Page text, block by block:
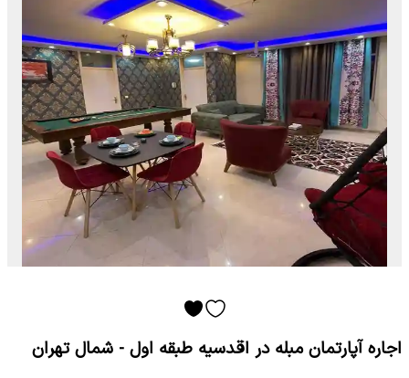
اجاره آپارتمان مبله در اقدسیه طبقه اول - شمال تهران